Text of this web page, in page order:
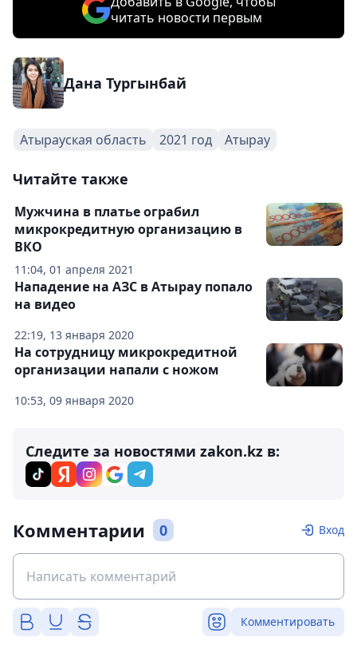
читать новости первым
Дана Тургынбай
Атырауская область 2021 год Атырау
Читайте также
11:04, 01 апреля 2021
Мужчина в платье ограбил
микрокредитную организацию в
ВКО
22:19, 13 января 2020
Нападение на АЗС в Атырау попало
на видео
10:53, 09 января 2020
На сотрудницу микрокредитной
организации напали с ножом
Следите за новостями zakon.kz в:
Комментарии 0 Вход
Комментировать